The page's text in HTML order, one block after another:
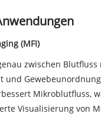
(MFI)
zwischen
und
Mikroblutfluss,
Visualisierung von